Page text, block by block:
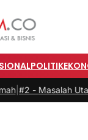
POLITIK
Utama